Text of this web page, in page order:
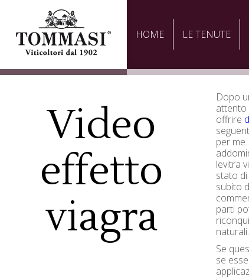
HOME LE TENUTE
Video
effetto
viagra
Dopo
attento
offrire
per
levitra
stato
subito
parti
naturali.
Se
se